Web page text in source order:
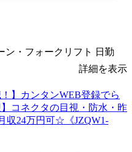
ン・フォークリフト 日勤
詳細を表示